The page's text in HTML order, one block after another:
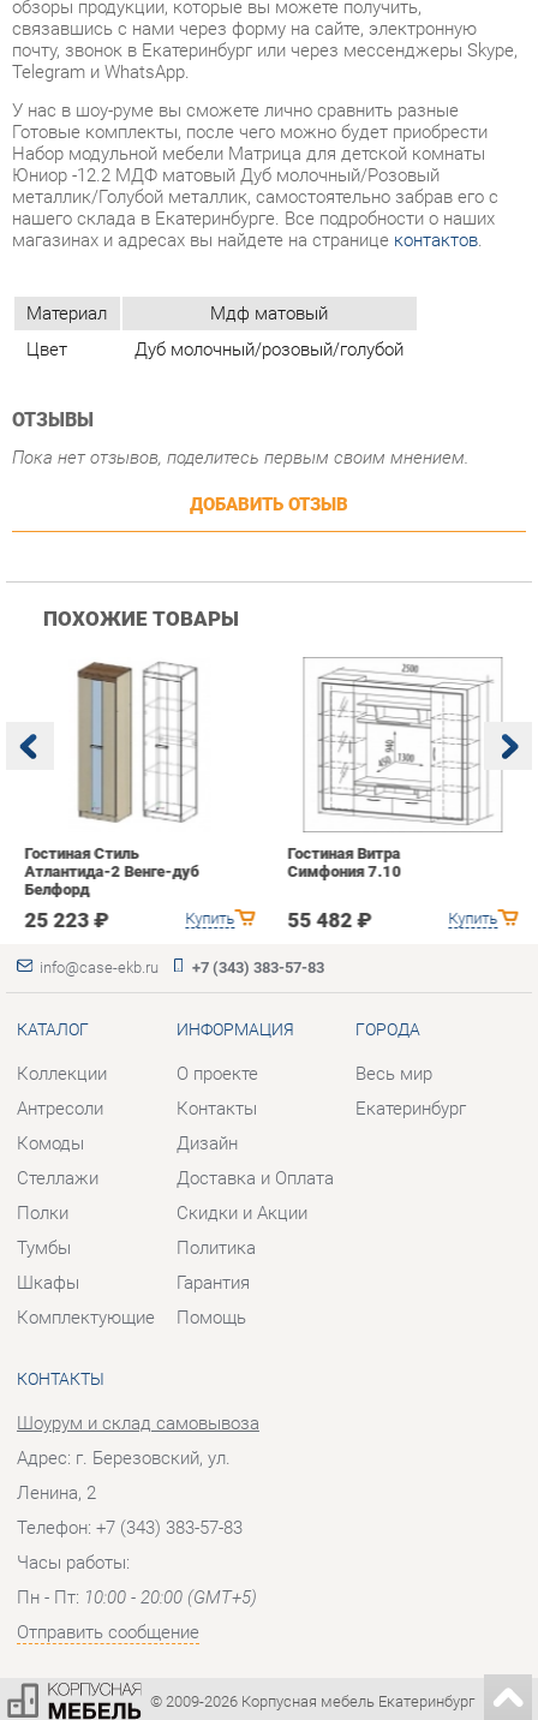
Готовые комплекты, после чего можно будет приобрести
Набор модульной мебели Матрица для детской комнаты
Юниор -12.2 МДФ матовый Дуб молочный/Розовый
металлик/Голубой металлик, самостоятельно забрав его с
нашего склада в Екатеринбурге. Все подробности о наших
магазинах и адресах вы найдете на страницеконтактов.
Материал
Мдф матовый
Цвет
Дуб молочный/розовый/голубой
ОТЗЫВЫ
Пока нет отзывов, поделитесь первым своим мнением.
Купить
Гостиная Стиль
Атлантида-2 Венге-дуб
Белфорд
Купить
Гостиная Витра
Симфония 7.10
55 482 ₽
info@case-ekb.ru +7 (343) 383-57-83
КАТАЛОГ
Коллекции
Антресоли
Комоды
Стеллажи
ИНФОРМАЦИЯ
О проекте
Контакты
Дизайн
Доставка и Оплата
Весь мир
КОНТАКТЫ
Шоурум и склад самовывоза
Адрес: г. Березовский, ул.
Ленина, 2
Пн - Пт:10:00 - 20:00 (GMT+5)
Отправить сообщение
© 2009-2026 Корпусная мебель Екатеринбург